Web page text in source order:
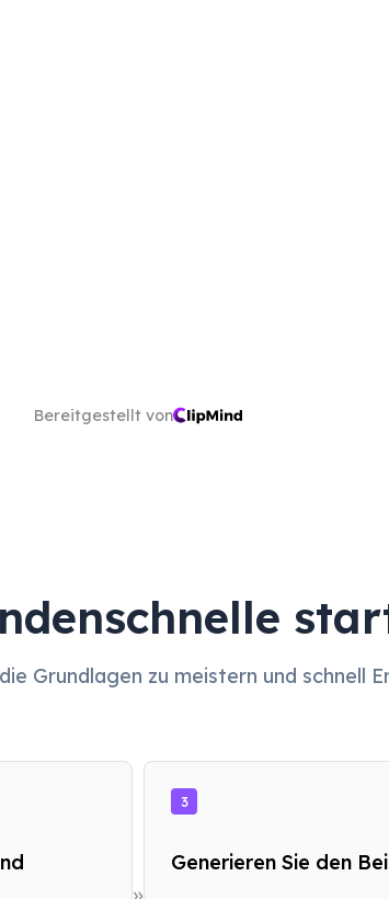
Bereitgestellt von
Grundlagen zu meistern und schnell
3
Generieren Sie den